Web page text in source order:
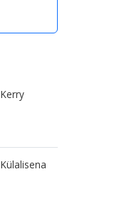
Kerry
Külalisena